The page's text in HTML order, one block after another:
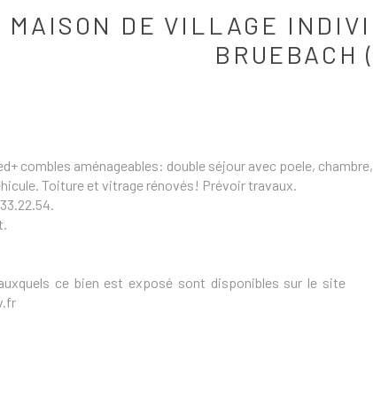
MAISON DE VILLAGE
BRUEBACH
combles aménageables: double séjour avec poele,
Toiture et vitrage rénovés! Prévoir travaux.
ce bien est exposé sont disponibles sur le site